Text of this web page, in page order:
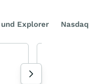
Explorer Nasdaq